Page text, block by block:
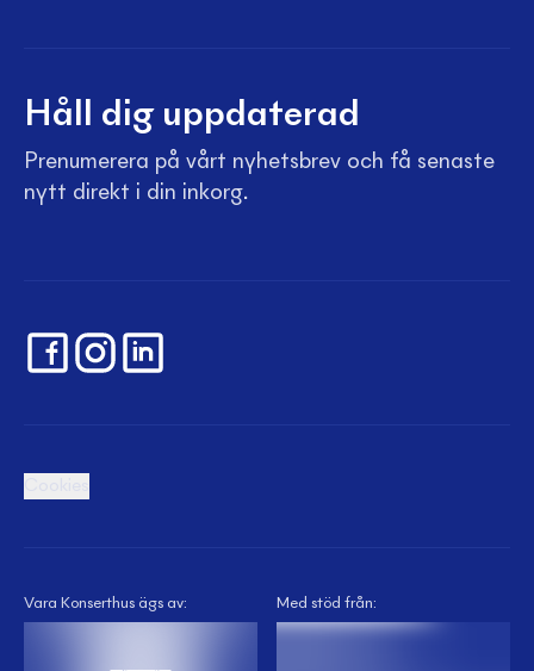
Håll dig uppdaterad
Prenumerera på vårt nyhetsbrev och få senaste
nytt direkt i din inkorg.
Vara Konserthus ägs av: Med stöd från: